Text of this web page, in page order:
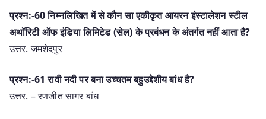
प्रश्न:-60 निम्नलिखित में से कौन सा एकीकृत आयरन इंस्टालेशन स्टील
अथॉरिटी ऑफ इंडिया लिमिटेड (सेल) के प्रबंधन के अंतर्गत नहीं आता है?
उत्तर. जमशेदपुर
प्रश्न:-61 रावी नदी पर बना उच्चतम बहुउद्देशीय बांध है?
उत्तर. – रणजीत सागर बांध